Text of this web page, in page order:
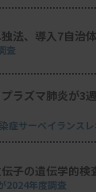
、医療機関
あり、これ
かったとい
無関心では
ると、また
ません。業
法、導入7自治体
査
ラズマ肺炎が3
症サーベイランス
子の遺伝学的検
2024年度調査